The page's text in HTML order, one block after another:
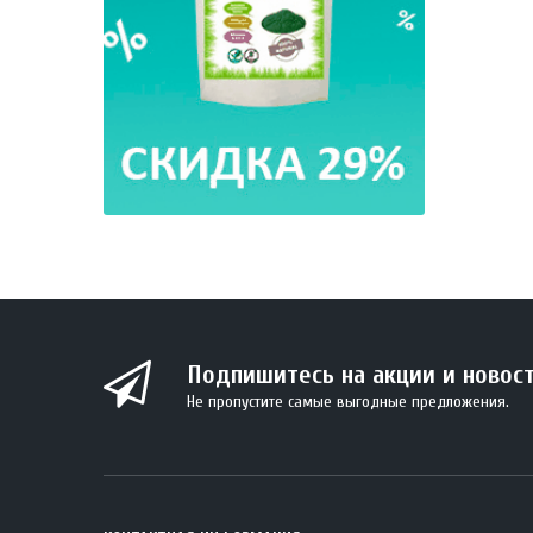
Подпишитесь на акции и
Не пропустите самые выгодные предложения.